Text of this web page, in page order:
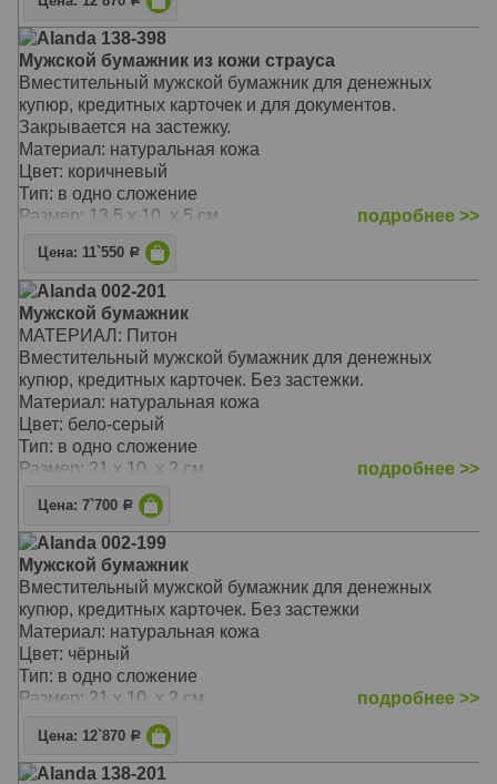
Alanda 138-398
Мужской бумажник из кожи страуса
Вместительный мужской бумажник для денежных
купюр, кредитных карточек и для документов.
Закрывается на застежку.
Материал: натуральная кожа
Цвет: коричневый
Тип: в одно сложение
Размер: 13.5 x 10. x 5 см
подробнее >>
Цена: 11`550 Р
Alanda 002-201
Мужской бумажник
МАТЕРИАЛ: Питон
Вместительный мужской бумажник для денежных
купюр, кредитных карточек. Без застежки.
Материал: натуральная кожа
Цвет: бело-серый
Тип: в одно сложение
Размер: 21 x 10. x 2 см
подробнее >>
Цена: 7`700 Р
Alanda 002-199
Мужской бумажник
Вместительный мужской бумажник для денежных
купюр, кредитных карточек. Без застежки
Материал: натуральная кожа
Цвет: чёрный
Тип: в одно сложение
Размер: 21 x 10. x 2 см
подробнее >>
Цена: 12`870 Р
Alanda 138-201